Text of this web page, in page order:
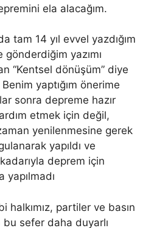
ela alacağım.
tam 14 yıl evvel yazdığım
yazımı
“Kentsel dönüşüm” diye
yaptığım önerime
sonra depreme hazır
etmek için değil,
yenilenmesine gerek
yapıldı ve
deprem için
halkımız, partiler ve basın
bu sefer daha duyarlı